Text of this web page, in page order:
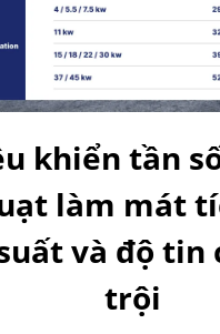
khiển tần
làm mát
và độ tin
trội